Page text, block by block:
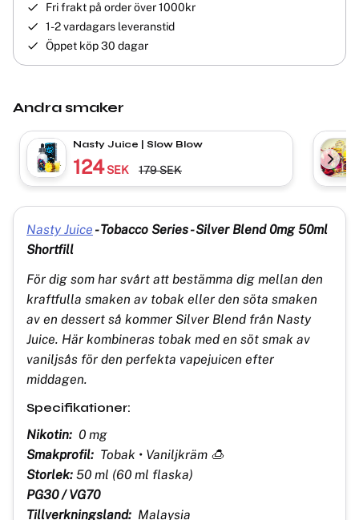
Fri frakt på order över 1000kr
1-2 vardagars leveranstid
Öppet köp 30 dagar
Andra smaker
Nasty Juice | Slow Blow
124SEK 179SEK
Nasty Juice -Tobacco Series - Silver Blend 0mg 50ml
Shortfill
För dig som har svårt att bestämma dig mellan den
kraftfulla smaken av tobak eller den söta smaken
av en dessert så kommer Silver Blend från Nasty
Juice. Här kombineras tobak med en söt smak av
vaniljsås för den perfekta vapejuicen efter
middagen.
Specifikationer:
Nikotin: 0 mg
Smakprofil: Tobak • Vaniljkräm 🍮
Storlek: 50 ml (60 ml flaska)
PG30 / VG70
Tillverkningsland: Malaysia